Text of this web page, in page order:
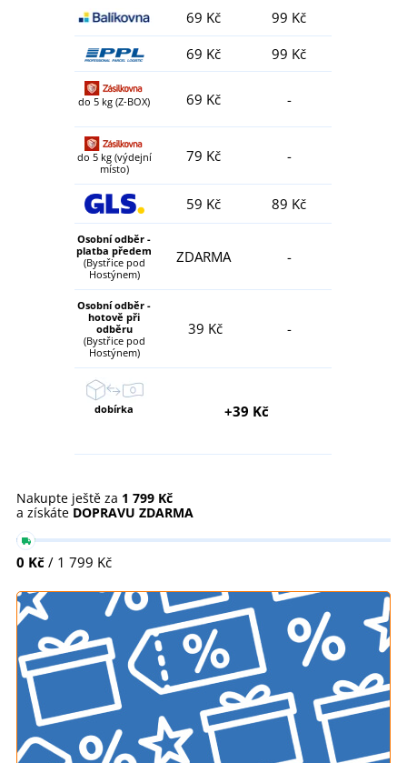
69 Kč
99 Kč
69 Kč
99 Kč
do 5 kg (Z-BOX) 69 Kč -
do 5 kg (výdejní
místo)
79 Kč -
59 Kč 89 Kč
Osobní odběr -
platba předem
(Bystřice pod
Hostýnem)
ZDARMA -
Osobní odběr -
hotově při
odběru
(Bystřice pod
Hostýnem)
39 Kč -
dobírka +39 Kč
Nakupte ještě za 1 799 Kč
a získáte DOPRAVU ZDARMA
0 Kč / 1 799 Kč